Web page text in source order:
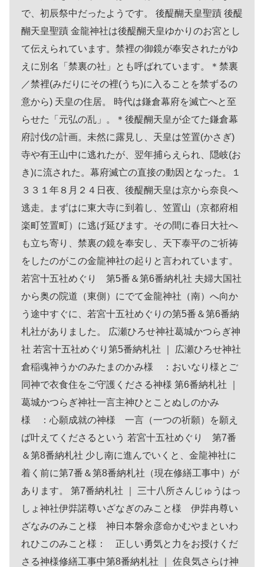
で、初辰祭中だったようです。 後醍醐天皇聖蹟 後醍
醐天皇聖蹟 金龍神社は後醍醐天皇ゆかりのお宮とし
て伝えられています。禁裡の御鏡が奉安されたがゆ
えに別名「禁裏の社」とも呼ばれています。＊禁裏
／禁裡(みだりにその裡(うち)に入ることを禁ずるの
意から) 天皇の住居。 時代は鎌倉幕府を滅亡へと至
らせた「元弘の乱」。＊後醍醐天皇が企てた鎌倉幕
府討伐の計画。未然に露見し、天皇は笠置(かさぎ)
寺や有王山中に逃れたが、翌年捕らえられ、隠岐(お
き)に流された。幕府滅亡の直接の動因となった。１
３３１年８月２４日夜、後醍醐天皇は京から奈良へ
逃走。まずはに東大寺に到着し、笠置山（京都府相
楽町笠置町）に逃げ延びます。その間に春日大社へ
も立ち寄り、禁裏の鏡を奉安し、天下泰平のご祈祷
をしたのがこの金龍神社の起りと言われています。
若宮十五社めぐり 第5番＆第6番納札社 夫婦大国社
から奥の院道（東側）にでて金龍神社（南）へ向か
う途中すぐに、若宮十五社めぐりの第5番＆第6番納
札社がありました。 広瀬ひろせ神社葛城かつらぎ神
社 若宮十五社めぐり第5番納札社 ｜ 広瀬ひろせ神社
倉稲魂神うかのみたまのかみ様 ：おいなり様とご
同神で衣食住をご守護くださる神様 第6番納札社 ｜
葛城かつらぎ神社一言主神ひとことぬしのかみ
様 ：心願成就の神様 一言（一つの祈願）を願え
ば叶えてくださるという 若宮十五社めぐり 第7番
＆第8番納札社 少し南に進んでいくと、金龍神社に
着く前に第7番＆第8番納札社（現在修繕工事中）が
あります。 第7番納札社 ｜ 三十八所さんじゅうはっ
しょ神社伊弉諾尊いざなぎのみこと様 伊弉冉尊い
ざなみのみこと様 神日本磐余彦命かむやまといわ
れひこのみこと様： 正しい勇気と力をお授けくだ
さる神様修繕工事中第8番納札社 ｜ 佐良気さらけ神